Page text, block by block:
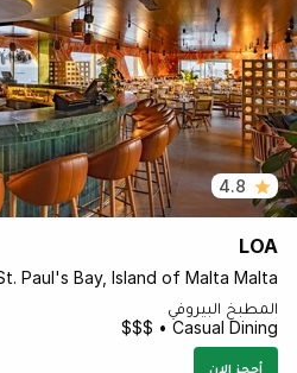
4.8
LOA
Paul's Bay, Island of Malta Malta
المطبخ البيروفي
Casual Dining • $$$
أحجز الان